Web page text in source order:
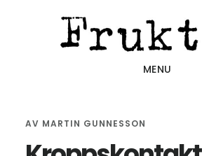
MENU
AV MARTIN GUNNESSON